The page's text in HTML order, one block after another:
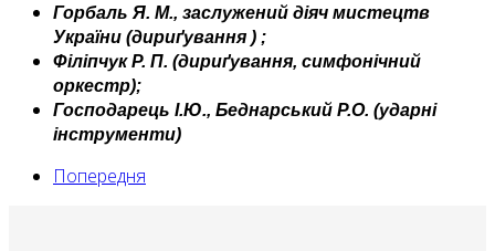
Горбаль Я. М., заслужений діяч мистецтв
України (дириґування ) ;
Філіпчук Р. П. (дириґування, симфонічний
оркестр);
Господарець І.Ю., Беднарський Р.О. (ударні
інструменти)
Попередня